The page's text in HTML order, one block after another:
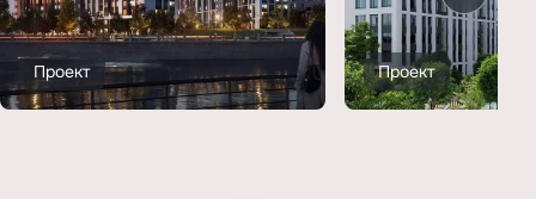
Проект Проект